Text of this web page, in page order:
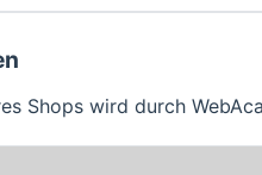
Shops wird durch